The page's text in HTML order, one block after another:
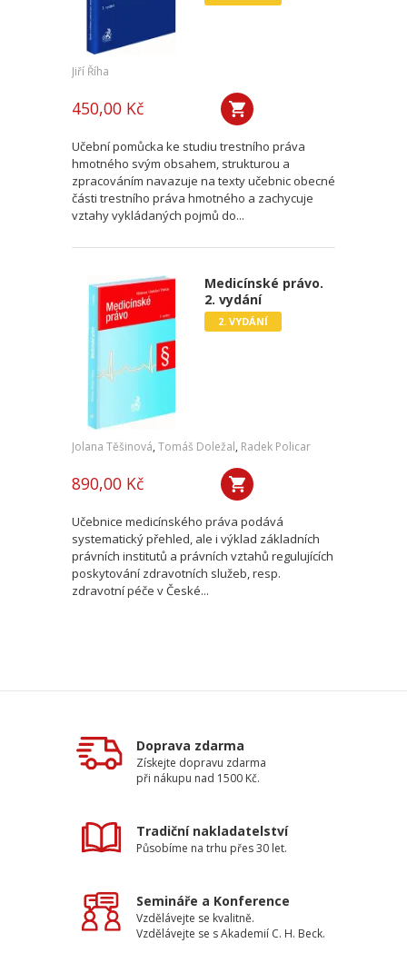
Jiří Říha
450,00 Kč
Učební pomůcka ke studiu trestního práva
hmotného svým obsahem, strukturou a
zpracováním navazuje na texty učebnic obecné
části trestního práva hmotného a zachycuje
vztahy vykládaných pojmů do...
Medicínské právo.
2. vydání
2. VYDÁNÍ
Jolana Těšinová, Tomáš Doležal, Radek Policar
890,00 Kč
Učebnice medicínského práva podává
systematický přehled, ale i výklad základních
právních institutů a právních vztahů regulujících
poskytování zdravotních služeb, resp.
zdravotní péče v České...
Doprava zdarma
Získejte dopravu zdarma
při nákupu nad 1500 Kč.
Tradiční nakladatelství
Působíme na trhu přes 30 let.
Semináře a Konference
Vzdělávejte se kvalitně.
Vzdělávejte se s Akademií C. H. Beck.